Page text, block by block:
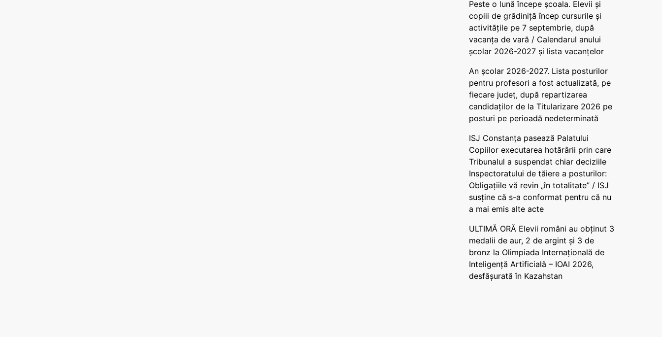
Peste o lună începe școala. Elevii și
copiii de grădiniță încep cursurile și
activitățile pe 7 septembrie, după
vacanța de vară / Calendarul anului
școlar 2026-2027 și lista vacanțelor
An școlar 2026-2027. Lista posturilor
pentru profesori a fost actualizată, pe
fiecare județ, după repartizarea
candidaților de la Titularizare 2026 pe
posturi pe perioadă nedeterminată
ISJ Constanța pasează Palatului
Copiilor executarea hotărârii prin care
Tribunalul a suspendat chiar deciziile
Inspectoratului de tăiere a posturilor:
Obligațiile vă revin „în totalitate” / ISJ
susține că s-a conformat pentru că nu
a mai emis alte acte
ULTIMĂ ORĂ Elevii români au obținut 3
medalii de aur, 2 de argint și 3 de
bronz la Olimpiada Internațională de
Inteligență Artificială – IOAI 2026,
desfășurată în Kazahstan